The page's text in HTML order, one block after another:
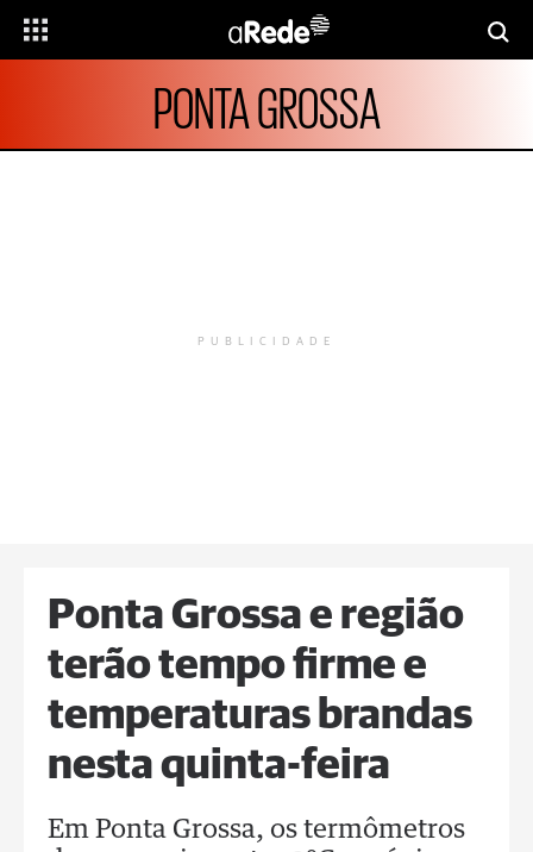
PONTA GROSSA
PUBLICIDADE
Ponta Grossa e região
terão tempo firme e
temperaturas brandas
nesta quinta-feira
Em Ponta Grossa, os termômetros